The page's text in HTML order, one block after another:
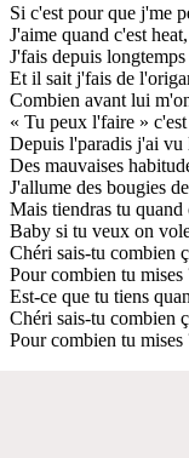
Si c'est pour que j'me
J'aime quand c'est
J'fais depuis
Et il sait j'fais de
Combien avant lui
« Tu peux l'faire »
Depuis l'paradis j'ai vu
Des mauvaises
J'allume des bougies
Mais tiendras tu quand
Baby si tu veux on
Chéri sais-tu combien
Pour combien tu mises
Est-ce que tu tiens
Chéri sais-tu combien
Pour combien tu mises